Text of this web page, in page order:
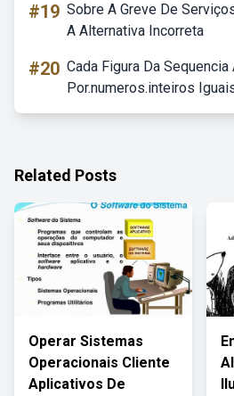
#19 Sobre A Greve De
A Alternativa Incorreta
#20 Cada Figura Da
Por.numeros.inteiros
Related Posts
Operar Sistemas
Operacionais Cliente
Aplicativos De